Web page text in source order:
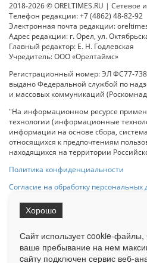
2018-2026 © ORELTIMES.RU | Сетевое
Телефон редакции: +7 (4862) 48-82-92
Электронная почта редакции:
Адрес редакции: г. Орел, ул.
Главный редактор: Е. Н. Годлевская
Учредитель: ООО «Орелтаймс»
Регистрационный номер: ЭЛ ФС77-
выдано Федеральной службой по
и массовых коммуникаций
"На информационном ресурсе
технологии (информационные
информации на основе сбора,
относящихся к предпочтениям
находящихся на территории
Политика конфиденциальности
Согласие на обработку персональных
на Сетевое издание «ОрелТаймс»
Ограниченная статистика
Сайт использует cookie-файлы,
ваше пребывание на нем
cайту подключен сервис веб-
Хорошо